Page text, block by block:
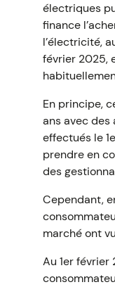
électriques
finance
l’électricité,
février 2025,
En principe,
ans avec des
effectués le
prendre en
des
Cependant,
marché ont
Au 1er février